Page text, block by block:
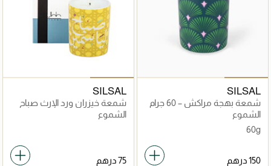
SILSAL
شمعة بهجة مراكش – 60 جرام
الشموع
60g
SILSAL
شمعة خيزران ورد الإرث صباح
الياسمين
الشموع